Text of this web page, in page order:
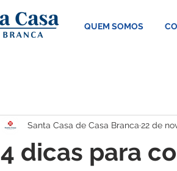
QUEM SOMOS
4 dicas para
Santa Casa de Casa Branca 22 de